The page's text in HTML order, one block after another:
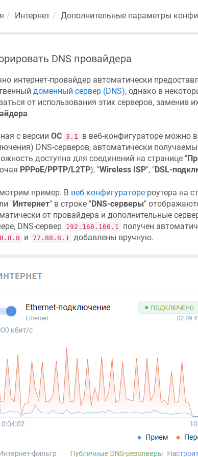
Интернет Дополнительные параметры
DNS провайдера
интернет-провайдер автоматически
доменный сервер (DNS), однако в
от использования этих серверов, заменив
.
с версии ОС 3.1
в веб-конфигураторе можно
DNS-серверов, автоматически
доступна для соединений на странице "
PPPoE/PPTP/L2TP), "Wireless ISP", "DSL-
пример. В веб-конфигураторероутера на
"Интернет" в строке "DNS-серверы"
от провайдера и дополнительные
DNS-сервер 192.168.100.1 получен
и 77.88.8.1 добавлены вручную.